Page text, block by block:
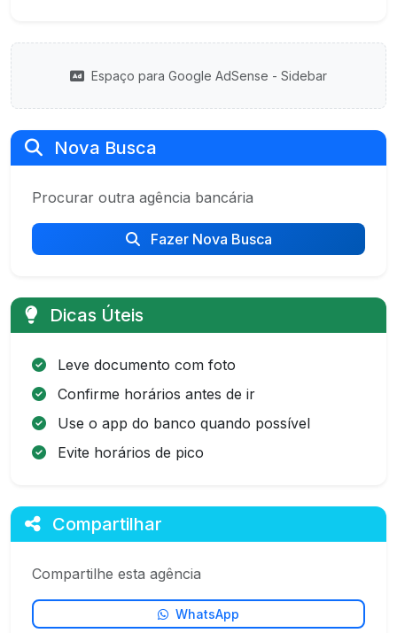
Espaço para Google AdSense - Sidebar
Nova Busca
Procurar outra agência bancária
Fazer Nova Busca
Dicas Úteis
Leve documento com foto
Confirme horários antes de ir
Use o app do banco quando possível
Evite horários de pico
Compartilhar
Compartilhe esta agência
WhatsApp